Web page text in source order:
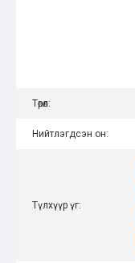
Төрөл:
Нийтлэгдсэн он:
Түлхүүр үг: